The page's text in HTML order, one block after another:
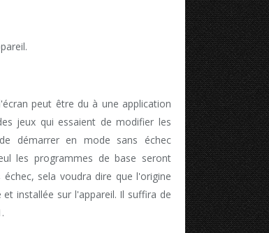
peut être du à une application
jeux qui essaient de modifier les
démarrer en mode sans échec
les programmes de base seront
sela voudra dire que l'origine
installée sur l'appareil. Il suffira de